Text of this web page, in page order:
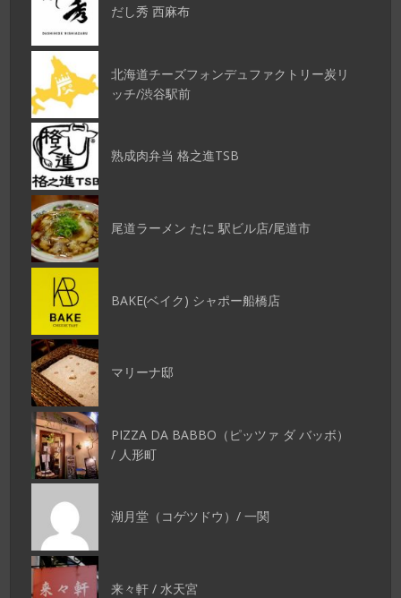
だし秀 西麻布
北海道チーズフォンデュファクトリー炭リ
ッチ/渋谷駅前
熟成肉弁当 格之進TSB
尾道ラーメン たに 駅ビル店/尾道市
BAKE(ベイク) シャポー船橋店
マリーナ邸
PIZZA DA BABBO（ピッツァ ダ バッボ）
/ 人形町
湖月堂（コゲツドウ）/ 一関
来々軒 / 水天宮